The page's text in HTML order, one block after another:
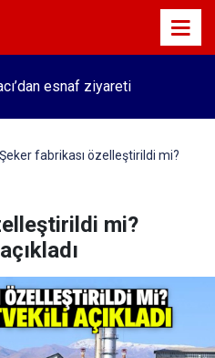
esnaf ziyareti
Şeker fabrikası özelleştirildi mi?
mi?